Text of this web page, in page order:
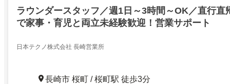
ラウンダースタッフ／週1日～3時間～OK／直行直
で家事・育児と両立未経験歓迎！営業サポート
日本テクノ株式会社 長崎営業所
長崎市 桜町 / 桜町駅 徒歩3分